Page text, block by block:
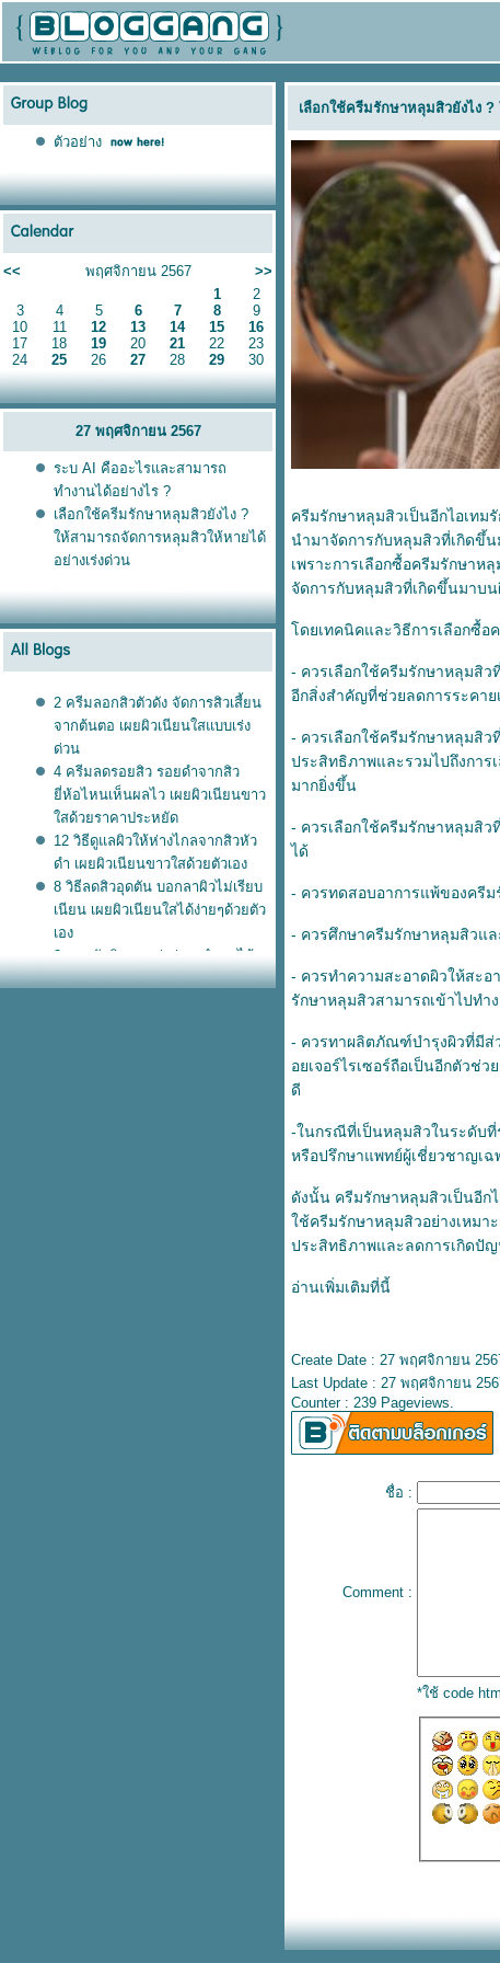
ตัวอย่าง
<< พฤศจิกายน 2567
>>
1
2
3
4 5 6 7 8
9
10
11 12 13 14 15
16
17
18 19 20 21 22
23
24
25 26 27 28 29 30
27 พฤศจิกายน 2567
ระบ AI คืออะไรและสามารถ
ทำงานได้อย่างไร ?
เลือกใช้ครีมรักษาหลุมสิวยังไง ?
ห้สามารถจัดการหลุมสิวให้หายได้
อย่างเร่งด่วน
2 ครีมลอกสิวตัวดัง จัดการสิวเสี้ยน
จากต้นตอ เผยผิวเนียนใสแบบเร่ง
ด่วน
4 ครีมลดรอยสิว รอยดำจากสิว
ี่ห้อไหนเห็นผลไว เผยผิวเนียนขาว
สด้วยราคาประหยัด
12 วิธีดูแลผิวให้ห่างไกลจากสิวหัว
ดำ เผยผิวเนียนขาวใสด้วยตัวเอง
8 วิธีลดสิวอุดตัน บอกลาผิวไม่เรียบ
เนียน เผยผิวเนียนใสได้ง่ายๆด้วยตัว
เอง
3 สูตรขัดผิวขาวเร่งด่วน ทำเองได้
ง่ายๆ ประหยัดเงินในกระเป๋า
เลือกใช้ครีมรักษาหลุมสิวยังไง
ครีมรักษาหลุมสิวเป็นอีกไอเทม
นำมาจัดการกับหลุมสิวที่เกิดขึ้
เพราะการเลือกซื้อครีมรักษา
จัดการกับหลุมสิวที่เกิดขึ้นมาบน
ดยเทคนิคและวิธีการเลือกซื้อ
- ควรเลือกใช้ครีมรักษาหลุมสิว
อีกสิ่งสำคัญที่ช่วยลดการระคาย
- ควรเลือกใช้ครีมรักษาหลุมสิ
ประสิทธิภาพและรวมไปถึงกา
มากยิ่งขึ้น
- ควรเลือกใช้ครีมรักษาหลุมสิว
ได้
- ควรทดสอบอาการแพ้ของครีม
- ควรศึกษาครีมรักษาหลุมสิวแ
- ควรทำความสะอาดผิวให้สะอ
รักษาหลุมสิวสามารถเข้าไปท
- ควรทาผลิตภัณฑ์บำรุงผิวที่มีส่
อยเจอร์ไรเซอร์ถือเป็นอีกตัวช่
ดี
-ในกรณีที่เป็นหลุมสิวในระดับที่
หรือปรึกษาแพทย์ผู้เชี่ยวชาญเฉ
ดังนั้น ครีมรักษาหลุมสิวเป็นอีก
ช้ครีมรักษาหลุมสิวอย่างเหมา
ประสิทธิภาพและลดการเกิดปั
อ่านเพิ่มเติมที่นี้
Create Date : 27 พฤศจิกายน
Last Update : 27 พฤศจิกายน
Counter : 239 Pageviews.
ชื่อ :
Comment :
*ใช้ code